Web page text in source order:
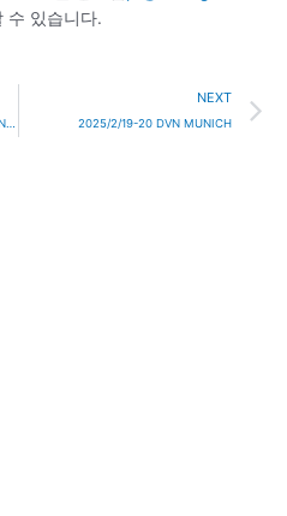
수 있습니다.
2024/11/12-11/15 ELECTRONICA MUNICH
NEXT
2025/2/19-20 DVN MUNICH